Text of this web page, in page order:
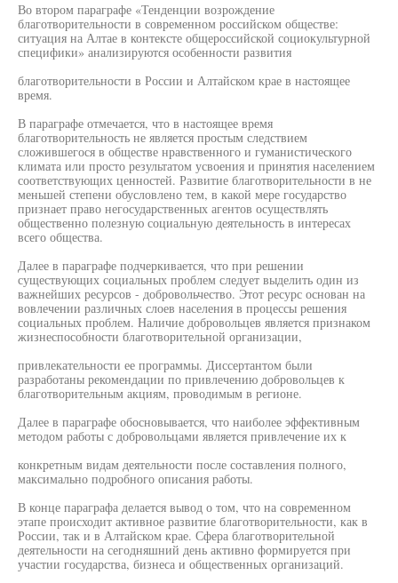
Во втором параграфе «Тенденции возрождение
благотворительности в современном российском обществе:
ситуация на Алтае в контексте общероссийской социокультурной
специфики» анализируются особенности развития
благотворительности в России и Алтайском крае в настоящее
время.
В параграфе отмечается, что в настоящее время
благотворительность не является простым следствием
сложившегося в обществе нравственного и гуманистического
климата или просто результатом усвоения и принятия населением
соответствующих ценностей. Развитие благотворительности в не
меньшей степени обусловлено тем, в какой мере государство
признает право негосударственных агентов осуществлять
общественно полезную социальную деятельность в интересах
всего общества.
Далее в параграфе подчеркивается, что при решении
существующих социальных проблем следует выделить один из
важнейших ресурсов - добровольчество. Этот ресурс основан на
вовлечении различных слоев населения в процессы решения
социальных проблем. Наличие добровольцев является признаком
жизнеспособности благотворительной организации,
привлекательности ее программы. Диссертантом были
разработаны рекомендации по привлечению добровольцев к
благотворительным акциям, проводимым в регионе.
Далее в параграфе обосновывается, что наиболее эффективным
методом работы с добровольцами является привлечение их к
конкретным видам деятельности после составления полного,
максимально подробного описания работы.
В конце параграфа делается вывод о том, что на современном
этапе происходит активное развитие благотворительности, как в
России, так и в Алтайском крае. Сфера благотворительной
деятельности на сегодняшний день активно формируется при
участии государства, бизнеса и общественных организаций.